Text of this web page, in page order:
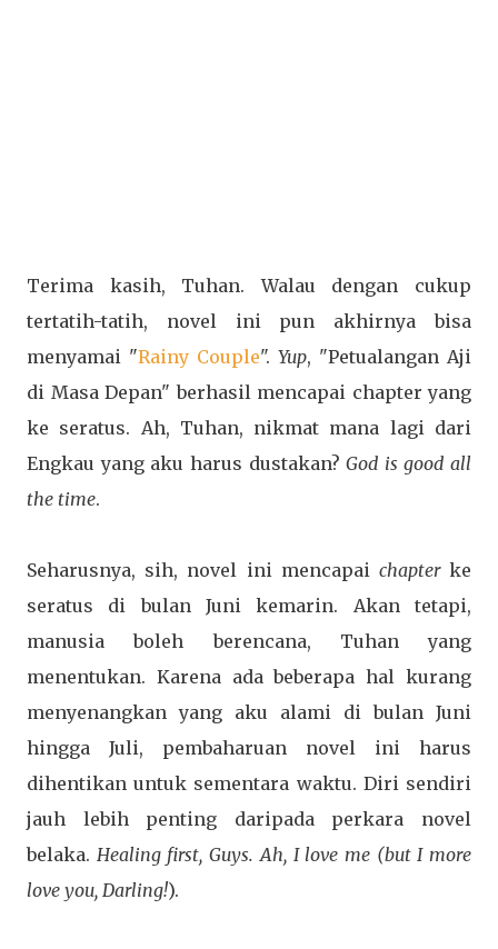
Terima kasih, Tuhan. Walau dengan cukup
tertatih-tatih, novel ini pun akhirnya bisa
menyamai "Rainy Couple". Yup, "Petualangan Aji
di Masa Depan" berhasil mencapai chapter yang
ke seratus. Ah, Tuhan, nikmat mana lagi dari
Engkau yang aku harus dustakan?God is good all
the time.
Seharusnya, sih, novel ini mencapai chapterke
seratus di bulan Juni kemarin. Akan tetapi,
manusia boleh berencana, Tuhan yang
menentukan. Karena ada beberapa hal kurang
menyenangkan yang aku alami di bulan Juni
hingga Juli, pembaharuan novel ini harus
dihentikan untuk sementara waktu. Diri sendiri
jauh lebih penting daripada perkara novel
belaka. Healing first, Guys. Ah, I love me (but I more
love you, Darling!).